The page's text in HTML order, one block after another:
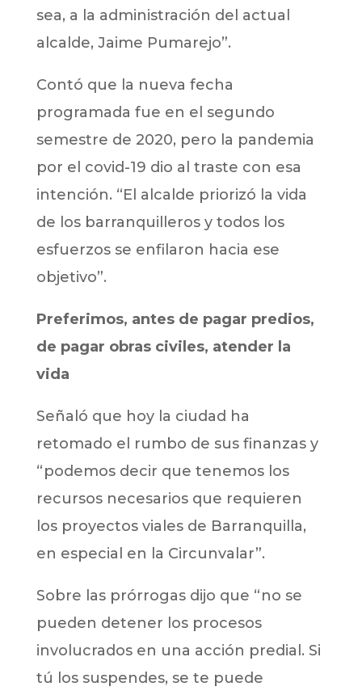
sea, a la administración del actual
alcalde, Jaime Pumarejo”.
Contó que la nueva fecha
programada fue en el segundo
semestre de 2020, pero la pandemia
por el covid-19 dio al traste con esa
intención. “El alcalde priorizó la vida
de los barranquilleros y todos los
esfuerzos se enfilaron hacia ese
objetivo”.
Preferimos, antes de pagar predios,
de pagar obras civiles, atender la
vida
Señaló que hoy la ciudad ha
retomado el rumbo de sus finanzas y
“podemos decir que tenemos los
recursos necesarios que requieren
los proyectos viales de Barranquilla,
en especial en la Circunvalar”.
Sobre las prórrogas dijo que “no se
pueden detener los procesos
involucrados en una acción predial. Si
tú los suspendes, se te puede